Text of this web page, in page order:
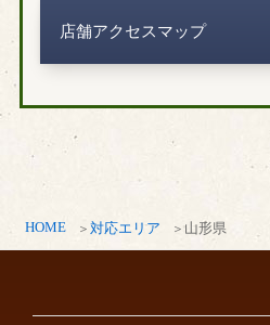
HOME 対応エリア 山形県
店舗アクセスマップ